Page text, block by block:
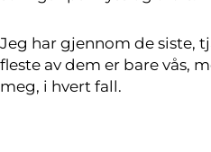
Jeg har gjennom de siste,
fleste av dem er bare vås,
meg, i hvert fall.